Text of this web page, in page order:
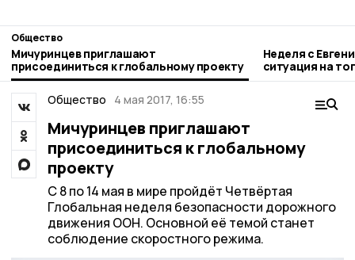
Общество
Мичуринцев приглашают
присоединиться к глобальному проекту
Неделя с
ситуация на
городе и
Общество
4 мая 2017, 16:55
Мичуринцев приглашают
присоединиться к глобальному
проекту
С 8 по 14 мая в мире пройдёт Четвёртая
Глобальная неделя безопасности дорожного
движения ООН. Основной её темой станет
соблюдение скоростного режима.